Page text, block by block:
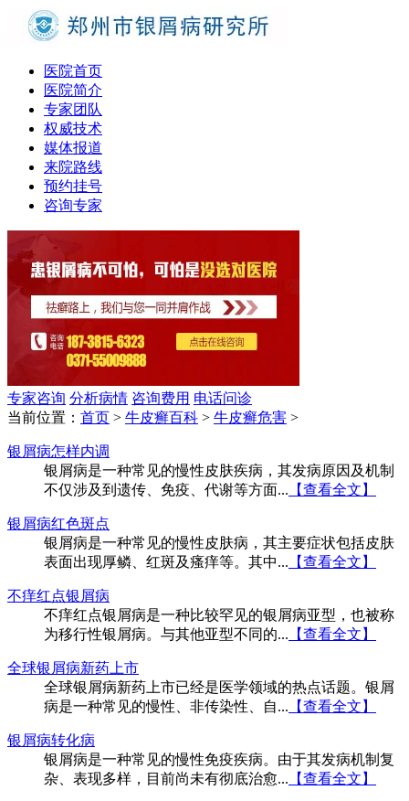
医院首页
医院简介
专家团队
权威技术
媒体报道
来院路线
预约挂号
咨询专家
专家咨询 分析病情 咨询费用 电话问诊
当前位置： 首页 > 牛皮癣百科 > 牛皮癣危害 >
银屑病怎样内调
银屑病是一种常见的慢性皮肤疾病，其发病原因及机制
不仅涉及到遗传、免疫、代谢等方面... 【查看全文】
银屑病红色斑点
银屑病是一种常见的慢性皮肤病，其主要症状包括皮肤
表面出现厚鳞、红斑及瘙痒等。其中... 【查看全文】
不痒红点银屑病
不痒红点银屑病是一种比较罕见的银屑病亚型，也被称
为移行性银屑病。与其他亚型不同的... 【查看全文】
全球银屑病新药上市
全球银屑病新药上市已经是医学领域的热点话题。银屑
病是一种常见的慢性、非传染性、自... 【查看全文】
银屑病转化病
银屑病是一种常见的慢性免疫疾病。由于其发病机制复
杂、表现多样，目前尚未有彻底治愈... 【查看全文】